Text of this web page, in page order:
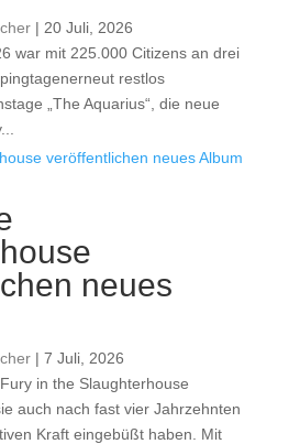
| 20 Juli, 2026
war mit 225.000 Citizens an drei
restlos
„The Aquarius“, die neue
neues
| 7 Juli, 2026
in the Slaughterhouse
auch nach fast vier Jahrzehnten
Kraft eingebüßt haben. Mit